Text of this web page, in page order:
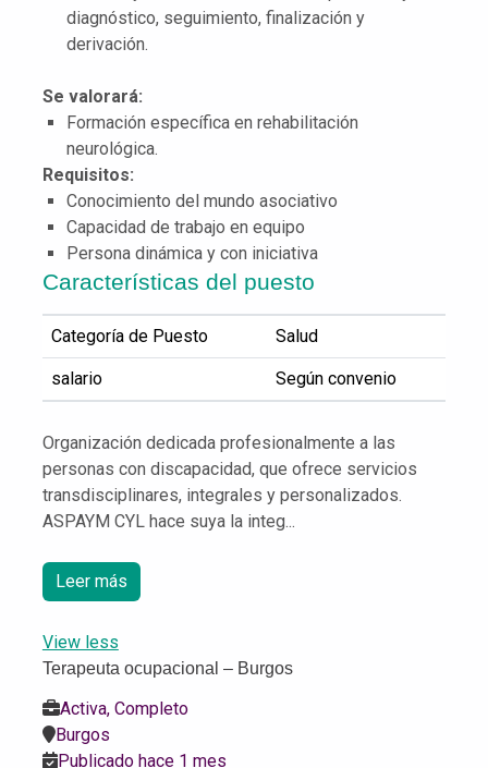
diagnóstico, seguimiento, finalización y
derivación.
Se valorará:
Formación específica en rehabilitación
neurológica.
Requisitos:
Conocimiento del mundo asociativo
Capacidad de trabajo en equipo
Persona dinámica y con iniciativa
Características del puesto
Categoría de Puesto Salud
salario Según convenio
Organización dedicada profesionalmente a las
personas con discapacidad, que ofrece servicios
transdisciplinares, integrales y personalizados.
ASPAYM CYL hace suya la integ...
Leer más
View less
Terapeuta ocupacional – Burgos
Activa, Completo
Burgos
Publicado hace 1 mes